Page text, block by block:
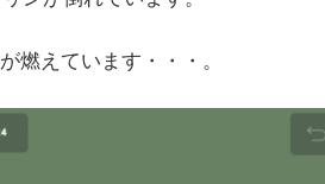
燃えています・・・。